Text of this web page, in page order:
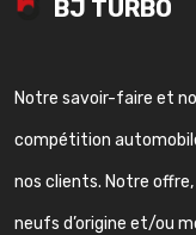
BJ TURBO
Notre savoir-faire et
compétition
nos clients. Notre
neufs d’origine et/ou